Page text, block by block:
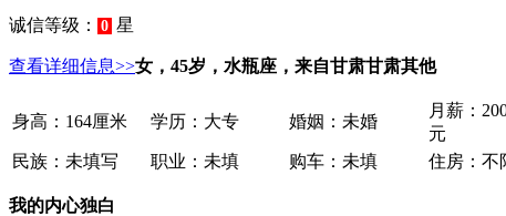
诚信等级： 0 星
查看详细信息>>女，45岁，水瓶座，来自甘肃甘肃其他
身高： 164厘米 学历： 大专 婚姻： 未婚
月薪：
元
民族： 未填写 职业： 未填 购车： 未填 住房： 不
我的内心独白